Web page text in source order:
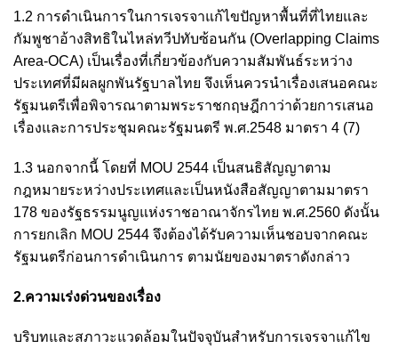
1.2 การดำเนินการในการเจรจาแก้ไขปัญหาพื้นที่ที่ไทยและ
กัมพูชาอ้างสิทธิในไหล่ทวีปทับซ้อนกัน (Overlapping Claims
Area-OCA) เป็นเรื่องที่เกี่ยวข้องกับความสัมพันธ์ระหว่าง
ประเทศที่มีผลผูกพันรัฐบาลไทย จึงเห็นควรนำเรื่องเสนอคณะ
รัฐมนตรีเพื่อพิจารณาตามพระราชกฤษฎีกาว่าด้วยการเสนอ
เรื่องและการประชุมคณะรัฐมนตรี พ.ศ.2548 มาตรา 4 (7)
1.3 นอกจากนี้ โดยที่ MOU 2544 เป็นสนธิสัญญาตาม
กฎหมายระหว่างประเทศและเป็นหนังสือสัญญาตามมาตรา
178 ของรัฐธรรมนูญแห่งราชอาณาจักรไทย พ.ศ.2560 ดังนั้น
การยกเลิก MOU 2544 จึงต้องได้รับความเห็นชอบจากคณะ
รัฐมนตรีก่อนการดำเนินการ ตามนัยของมาตราดังกล่าว
2.ความเร่งด่วนของเรื่อง
บริบทและสภาวะแวดล้อมในปัจจุบันสำหรับการเจรจาแก้ไข